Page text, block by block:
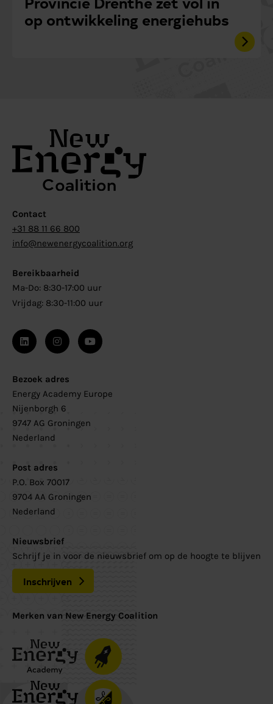
op ontwikkeling energiehubs
Contact
+31 88 11 66 800
info@newenergycoalition.org
Bereikbaarheid
Ma-Do: 8:30-17:00 uur
Vrijdag: 8:30-11:00 uur
Bezoek adres
Energy Academy Europe
Nijenborgh 6
9747 AG Groningen
Nederland
Post adres
P.O. Box 70017
9704 AA Groningen
Nederland
Nieuwsbrief
Schrijf je in voor de nieuwsbrief om op de hoogte te blijven
Inschrijven
Merken van New Energy Coalition